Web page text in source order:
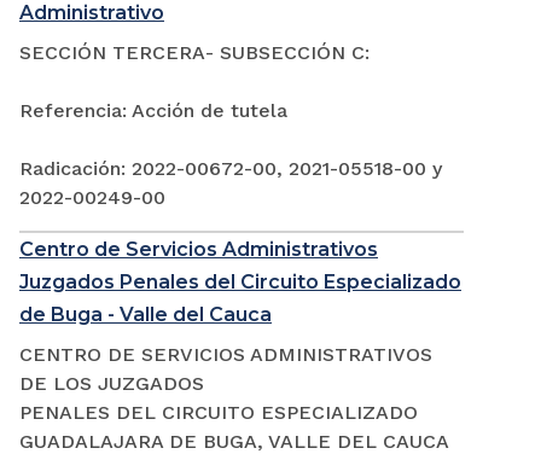
Administrativo
SECCIÓN TERCERA- SUBSECCIÓN C:
Referencia: Acción de tutela
Radicación: 2022-00672-00, 2021-05518-00 y
2022-00249-00
Centro de Servicios Administrativos
Juzgados Penales del Circuito Especializado
de Buga - Valle del Cauca
CENTRO DE SERVICIOS ADMINISTRATIVOS
DE LOS JUZGADOS
PENALES DEL CIRCUITO ESPECIALIZADO
GUADALAJARA DE BUGA, VALLE DEL CAUCA